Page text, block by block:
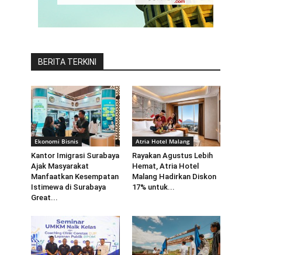
BERITA TERKINI
Ekonomi Bisnis
Kantor Imigrasi Surabaya
Ajak Masyarakat
Manfaatkan Kesempatan
Istimewa di Surabaya
Great...
Atria Hotel Malang
Rayakan Agustus Lebih
Hemat, Atria Hotel
Malang Hadirkan Diskon
17% untuk...